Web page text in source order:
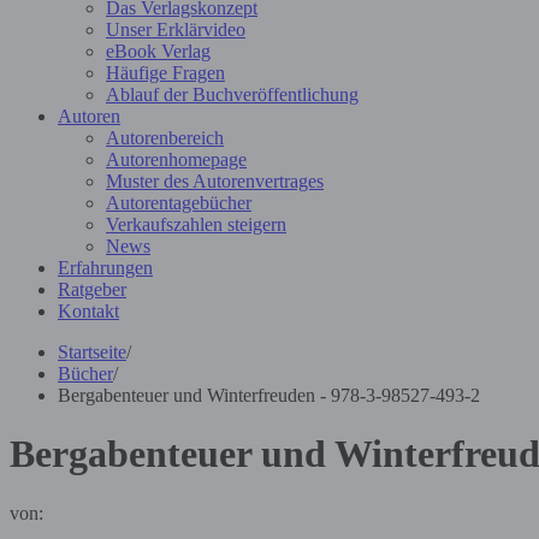
Das Verlagskonzept
Unser Erklärvideo
eBook Verlag
Häufige Fragen
Ablauf der Buchveröffentlichung
Autoren
Autorenbereich
Autorenhomepage
Muster des Autorenvertrages
Autorentagebücher
Verkaufszahlen steigern
News
Erfahrungen
Ratgeber
Kontakt
Startseite/
Bücher/
Bergabenteuer und Winterfreuden - 978-3-98527-493-2
Bergabenteuer und
von: